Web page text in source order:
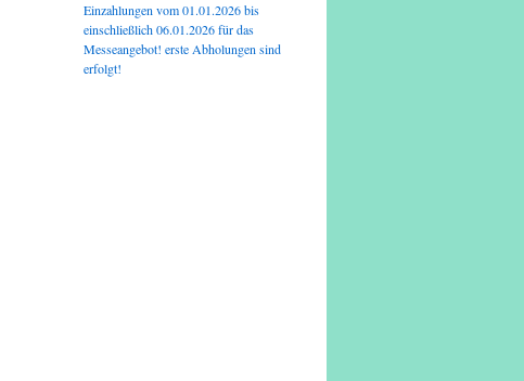
Einzahlungen vom 01.01.2026 bis
einschließlich 06.01.2026 für das
Messeangebot! erste Abholungen sind
erfolgt!